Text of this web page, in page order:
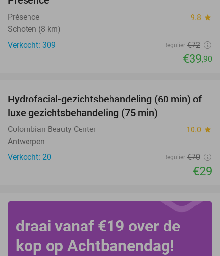
Présence 9.8 star
Schoten (8 km)
Verkocht: 309
Regulier €72
€39,90
59%
Hydrofacial-gezichtsbehandeling (60 min) of
luxe gezichtsbehandeling (75 min)
Colombian Beauty Center 10.0 star
Antwerpen
Verkocht: 20
Regulier €70
€29
draai vanaf €19 over de
kop op Achtbanendag!